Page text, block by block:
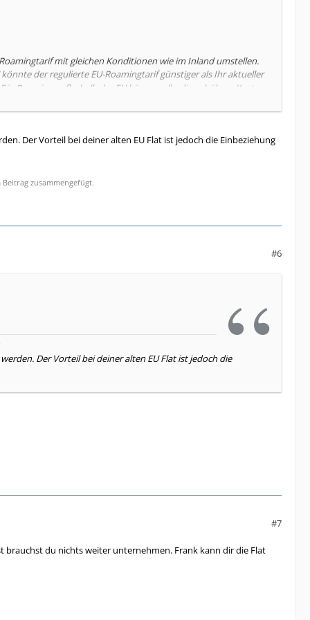
mit gleichen Konditionen wie im Inland umstellen.
der regulierte EU-Roamingtarif günstiger als Ihr aktueller
Roaming außerhalb der EU können allerdings höhere Kosten
Der Vorteil bei deiner alten EU Flat ist jedoch die Einbeziehung
zusammengefügt.
#6
Der Vorteil bei deiner alten EU Flat ist jedoch die
#7
brauchst du nichts weiter unternehmen. Frank kann dir die Flat